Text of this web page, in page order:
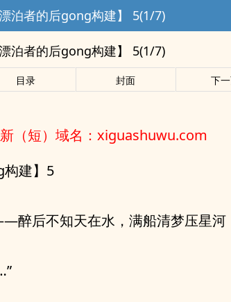
漂泊者的后gong构建】 5(1/7)
漂泊者的后gong构建】 5(1/7)
目录 封面 下
（短）域名：xiguashuwu.com
构建】5
醉后不知天在水，满船清梦压星河